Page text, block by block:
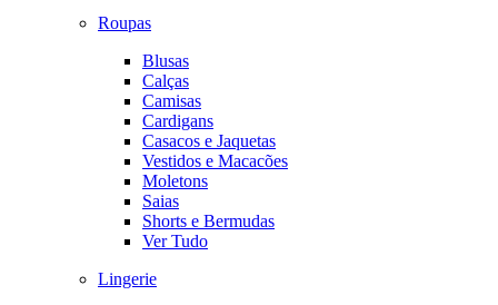
Roupas
Blusas
Calças
Camisas
Cardigans
Casacos e Jaquetas
Vestidos e Macacões
Moletons
Saias
Shorts e Bermudas
Ver Tudo
Lingerie